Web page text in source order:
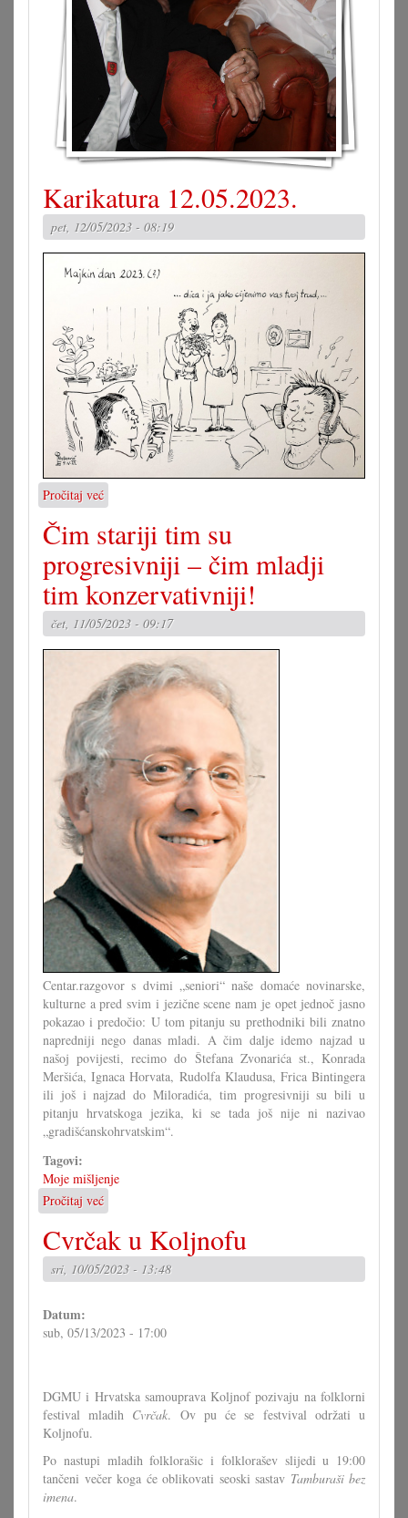
Karikatura 12.05.2023.
pet, 12/05/2023 - 08:19
Pročitaj već
Karikatura
12.05.2023.
Čim stariji tim su
progresivniji – čim mladji
tim konzervativniji!
čet, 11/05/2023 - 09:17
Centar.razgovor s dvimi „seniori“ naše domaće novinarske,
kulturne a pred svim i jezične scene nam je opet jednoč jasno
pokazao i predočio: U tom pitanju su prethodniki bili znatno
napredniji nego danas mladi. A čim dalje idemo najzad u
našoj povijesti, recimo do Štefana Zvonarića st., Konrada
Meršića, Ignaca Horvata, Rudolfa Klaudusa, Frica Bintingera
ili još i najzad do Miloradića, tim progresivniji su bili u
pitanju hrvatskoga jezika, ki se tada još nije ni nazivao
„gradišćanskohrvatskim“.
Tagovi:
Moje mišljenje
Pročitaj već
Čim
stariji
tim
su
čim
Cvrčak u Koljnofu
sri, 10/05/2023 - 13:48
Datum:
sub, 05/13/2023 - 17:00
DGMU i Hrvatska samouprava Koljnof pozivaju na folklorni
festival mladih Cvrčak. Ov pu će se festvival održati u
Koljnofu.
Po nastupi mladih folklorašic i folklorašev slijedi u 19:00
tančeni večer koga će oblikovati seoski sastav Tamburaši bez
imena.